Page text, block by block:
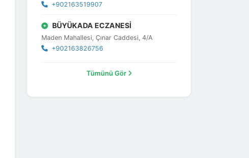
+902163519907
BÜYÜKADA ECZANESİ
Maden Mahallesi, Çınar Caddesi, 4/A
+902163826756
Tümünü Gör